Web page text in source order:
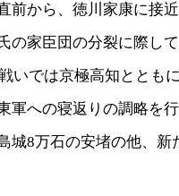
前から、徳川家康に接
の家臣団の分裂に際し
いでは京極高知ととも
軍への寝返りの調略を
城8万石の安堵の他、